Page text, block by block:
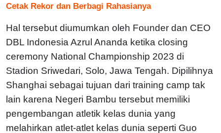
Cetak Rekor dan Berbagi Rahasianya
Hal tersebut diumumkan oleh Founder dan CEO
DBL Indonesia Azrul Ananda ketika closing
ceremony National Championship 2023 di
Stadion Sriwedari, Solo, Jawa Tengah. Dipilihnya
Shanghai sebagai tujuan dari training camp tak
lain karena Negeri Bambu tersebut memiliki
pengembangan atletik kelas dunia yang
melahirkan atlet-atlet kelas dunia seperti Guo